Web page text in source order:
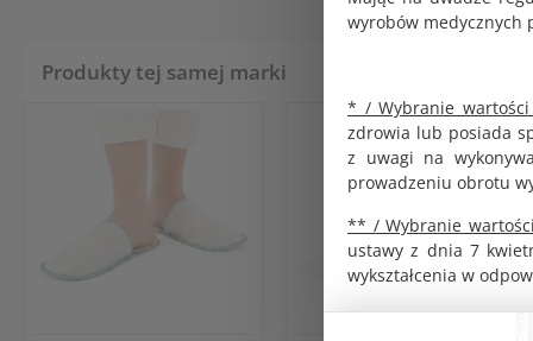
wyrobów medycznych
* / Wybranie wartości
zdrowia lub posiada
z uwagi na
prowadzeniu obrotu
** / Wybranie
ustawy z dnia 7
wykształcenia w
Produkty tej samej marki